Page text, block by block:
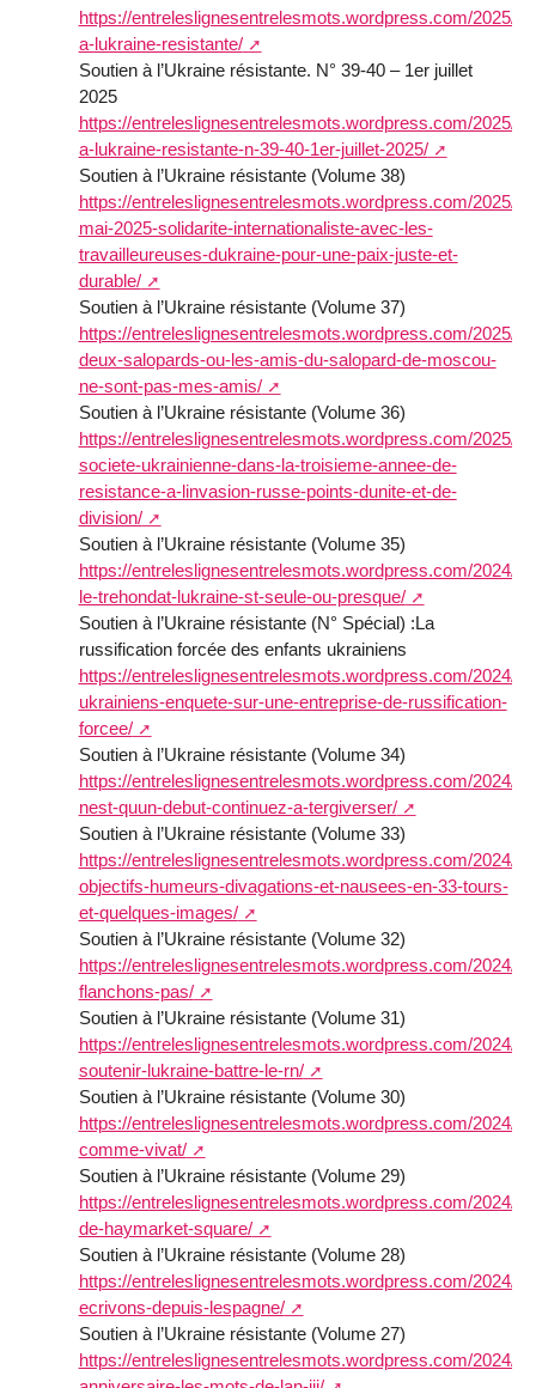
https://entreleslignesentrelesmots.wordpress.com/2025/
a-lukraine-resistante/
Soutien à l’Ukraine résistante. N° 39-40 – 1er juillet
2025
https://entreleslignesentrelesmots.wordpress.com/2025/
a-lukraine-resistante-n-39-40-1er-juillet-2025/
Soutien à l’Ukraine résistante (Volume 38)
https://entreleslignesentrelesmots.wordpress.com/2025/
mai-2025-solidarite-internationaliste-avec-les-
travailleureuses-dukraine-pour-une-paix-juste-et-
durable/
Soutien à l’Ukraine résistante (Volume 37)
https://entreleslignesentrelesmots.wordpress.com/2025/
deux-salopards-ou-les-amis-du-salopard-de-moscou-
ne-sont-pas-mes-amis/
Soutien à l’Ukraine résistante (Volume 36)
https://entreleslignesentrelesmots.wordpress.com/2025/
societe-ukrainienne-dans-la-troisieme-annee-de-
resistance-a-linvasion-russe-points-dunite-et-de-
division/
Soutien à l’Ukraine résistante (Volume 35)
https://entreleslignesentrelesmots.wordpress.com/2024/
le-trehondat-lukraine-st-seule-ou-presque/
Soutien à l’Ukraine résistante (N° Spécial) :La
russification forcée des enfants ukrainiens
https://entreleslignesentrelesmots.wordpress.com/2024/
ukrainiens-enquete-sur-une-entreprise-de-russification-
forcee/
Soutien à l’Ukraine résistante (Volume 34)
https://entreleslignesentrelesmots.wordpress.com/2024/
nest-quun-debut-continuez-a-tergiverser/
Soutien à l’Ukraine résistante (Volume 33)
https://entreleslignesentrelesmots.wordpress.com/2024/
objectifs-humeurs-divagations-et-nausees-en-33-tours-
et-quelques-images/
Soutien à l’Ukraine résistante (Volume 32)
https://entreleslignesentrelesmots.wordpress.com/2024/
flanchons-pas/
Soutien à l’Ukraine résistante (Volume 31)
https://entreleslignesentrelesmots.wordpress.com/2024/
soutenir-lukraine-battre-le-rn/
Soutien à l’Ukraine résistante (Volume 30)
https://entreleslignesentrelesmots.wordpress.com/2024/
comme-vivat/
Soutien à l’Ukraine résistante (Volume 29)
https://entreleslignesentrelesmots.wordpress.com/2024/
de-haymarket-square/
Soutien à l’Ukraine résistante (Volume 28)
https://entreleslignesentrelesmots.wordpress.com/2024/
ecrivons-depuis-lespagne/
Soutien à l’Ukraine résistante (Volume 27)
https://entreleslignesentrelesmots.wordpress.com/2024/